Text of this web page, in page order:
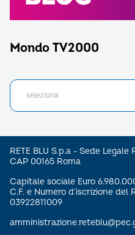
Mondo TV2000
RETE BLU S.p.a - Sede Legale
CAP 00165 Roma
Capitale sociale Euro
C.F. e Numero d’iscrizione
03922811009